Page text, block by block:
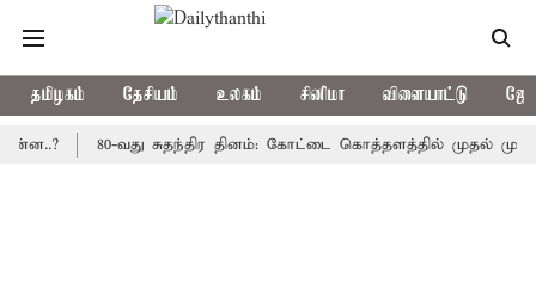
தமிழகம் தேசியம் உலகம் சினிமா விளையாட்டு
80-வது சுதந்திர தினம்: கோட்டை கொத்தளத்தில் முதல் முறையாக